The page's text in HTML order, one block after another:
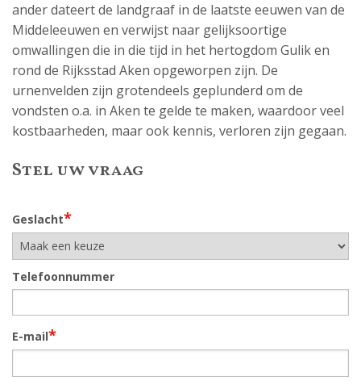
ander dateert de landgraaf in de laatste eeuwen van de
Middeleeuwen en verwijst naar gelijksoortige
omwallingen die in die tijd in het hertogdom Gulik en
rond de Rijksstad Aken opgeworpen zijn. De
urnenvelden zijn grotendeels geplunderd om de
vondsten o.a. in Aken te gelde te maken, waardoor veel
kostbaarheden, maar ook kennis, verloren zijn gegaan.
Stel uw vraag
Geslacht*
Telefoonnummer
E-mail*